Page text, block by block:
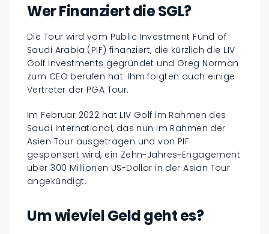
Wer Finanziert die SGL?
Die Tour wird vom Public Investment Fund of
Saudi Arabia (PIF) finanziert, die kürzlich die LIV
Golf Investments gegründet und Greg Norman
zum CEO berufen hat. Ihm folgten auch einige
Vertreter der PGA Tour.
Im Februar 2022 hat LIV Golf im Rahmen des
Saudi International, das nun im Rahmen der
Asien Tour ausgetragen und von PIF
gesponsert wird, ein Zehn-Jahres-Engagement
über 300 Millionen US-Dollar in der Asian Tour
angekündigt.
Um wieviel Geld geht es?